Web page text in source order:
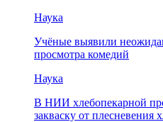
Наука
Учёные выявили
просмотра комедий
Наука
В НИИ хлебопекарной
закваску от плесневения